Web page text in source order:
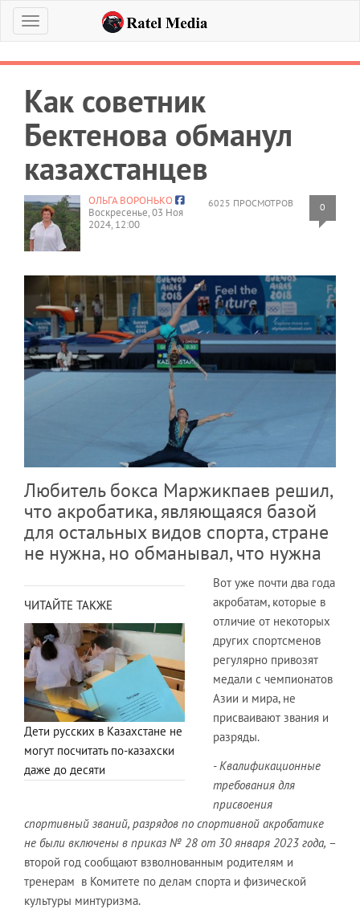
Меню
Как советник
Бектенова обманул
казахстанцев
6025 ПРОСМОТРОВ 0
ОЛЬГА ВОРОНЬКО
Воскресенье, 03 Ноя
2024, 12:00
Любитель бокса Маржикпаев решил,
что акробатика, являющаяся базой
для остальных видов спорта, стране
не нужна, но обманывал, что нужна
ЧИТАЙТЕ ТАКЖЕ
Дети русских в Казахстане не
могут посчитать по-казахски
даже до десяти
Вот уже почти два года
акробатам, которые в
отличие от некоторых
других спортсменов
регулярно привозят
медали с чемпионатов
Азии и мира, не
присваивают звания и
разряды.
- Квалификационные
требования для
присвоения
спортивный званий, разрядов по спортивной акробатике
не были включены в приказ № 28 от 30 января 2023 года, –
второй год сообщают взволнованным родителям и
тренерам в Комитете по делам спорта и физической
культуры минтуризма.